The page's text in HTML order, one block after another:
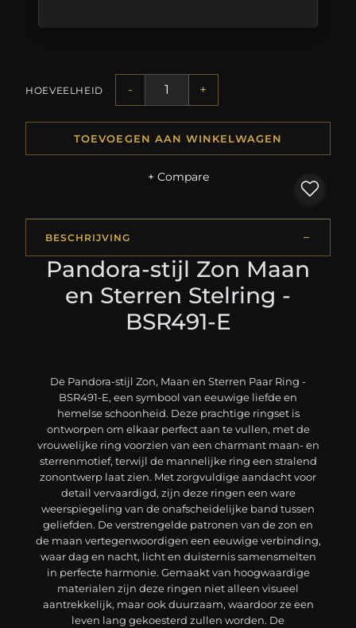
HOEVEELHEID - +
TOEVOEGEN AAN WINKELWAGEN
+ Compare
BESCHRIJVING
Pandora-stijl Zon Maan
en Sterren Stelring -
BSR491-E
De Pandora-stijl Zon, Maan en Sterren Paar Ring -
BSR491-E, een symbool van eeuwige liefde en
hemelse schoonheid. Deze prachtige ringset is
ontworpen om elkaar perfect aan te vullen, met de
vrouwelijke ring voorzien van een charmant maan- en
sterrenmotief, terwijl de mannelijke ring een stralend
zonontwerp laat zien. Met zorgvuldige aandacht voor
detail vervaardigd, zijn deze ringen een ware
weerspiegeling van de onafscheidelijke band tussen
geliefden. De verstrengelde patronen van de zon en
de maan vertegenwoordigen een eeuwige verbinding,
waar dag en nacht, licht en duisternis samensmelten
in perfecte harmonie. Gemaakt van hoogwaardige
materialen zijn deze ringen niet alleen visueel
aantrekkelijk, maar ook duurzaam, waardoor ze een
leven lang gekoesterd zullen worden. De